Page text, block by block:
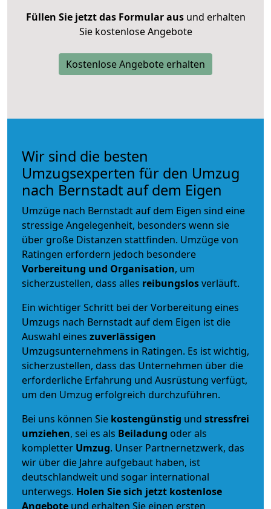
Füllen Sie jetzt das Formular ausund erhalten
Sie kostenlose Angebote
Kostenlose Angebote erhalten
Wir sind die besten
Umzugsexperten für den Umzug
nach Bernstadt auf dem Eigen
Umzüge nach Bernstadt auf dem Eigen sind eine
stressige Angelegenheit, besonders wenn sie
über große Distanzen stattfinden. Umzüge von
Ratingen erfordern jedoch besondere
Vorbereitung und Organisation, um
sicherzustellen, dass alles reibungslosverläuft.
Ein wichtiger Schritt bei der Vorbereitung eines
Umzugs nach Bernstadt auf dem Eigen ist die
Auswahl eines zuverlässigen
Umzugsunternehmens in Ratingen. Es ist wichtig,
sicherzustellen, dass das Unternehmen über die
erforderliche Erfahrung und Ausrüstung verfügt,
um den Umzug erfolgreich durchzuführen.
Bei uns können Sie kostengünstig und stressfrei
umziehen, sei es als Beiladung oder als
kompletter Umzug. Unser Partnernetzwerk, das
wir über die Jahre aufgebaut haben, ist
deutschlandweit und sogar international
unterwegs. Holen Sie sich jetzt kostenlose
Angebote und erhalten Sie einen ersten